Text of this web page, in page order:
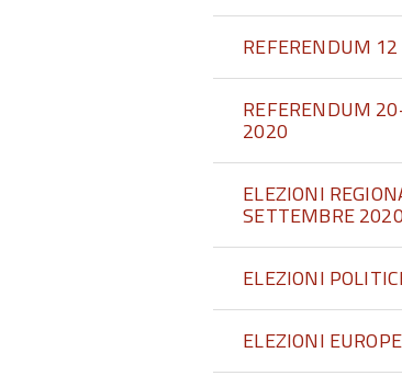
REFERENDUM
REFERENDUM
2020
ELEZIONI
SETTEMBRE 2020
ELEZIONI
ELEZIONI